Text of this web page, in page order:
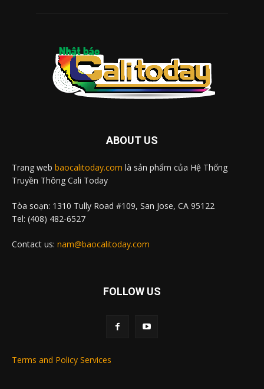
ABOUT US
Trang web baocalitoday.com là sản phẩm của Hệ Thống
Truyền Thông Cali Today
Tòa soạn: 1310 Tully Road #109, San Jose, CA 95122
Tel: (408) 482-6527
Contact us: nam@baocalitoday.com
FOLLOW US
Terms and Policy Services